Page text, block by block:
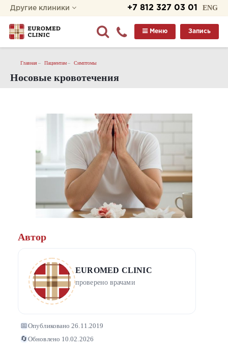
ENG
+7 812 327 03 01
Другие клиники
Запись
Меню
Главная Пациентам Симптомы
Носовые кровотечения
Автор
EUROMED CLINIC
проверено врачами
📅Опубликовано 26.11.2019
🔄Обновлено 10.02.2026